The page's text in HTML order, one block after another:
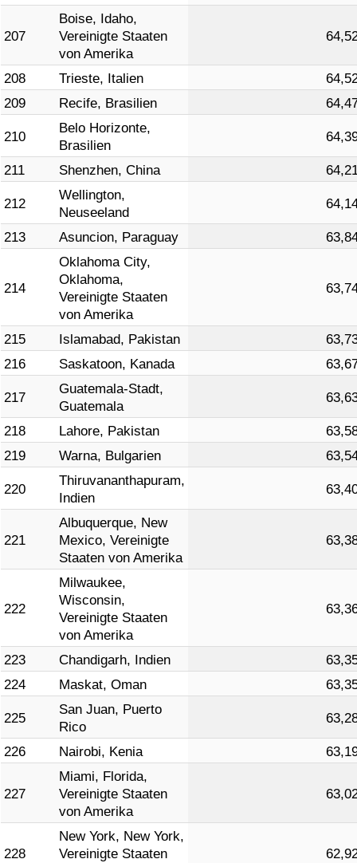
207
Boise, Idaho,
Vereinigte Staaten
von Amerika
208 Trieste, Italien
209
Recife, Brasilien
210
Belo Horizonte,
Brasilien
211 Shenzhen, China
212
Wellington,
Neuseeland
213 Asuncion, Paraguay
214
Oklahoma City,
Oklahoma,
Vereinigte Staaten
von Amerika
215 Islamabad, Pakistan
216
Saskatoon, Kanada
217
Guatemala-Stadt,
Guatemala
218 Lahore, Pakistan
219
Warna, Bulgarien
220
Thiruvananthapuram,
Indien
221
Albuquerque, New
Mexico, Vereinigte
Staaten von Amerika
222
Milwaukee,
Wisconsin,
Vereinigte Staaten
von Amerika
223 Chandigarh, Indien
224
Maskat, Oman
225
San Juan, Puerto
Rico
226 Nairobi, Kenia
227
Miami, Florida,
Vereinigte Staaten
von Amerika
228
New York, New York,
Vereinigte Staaten